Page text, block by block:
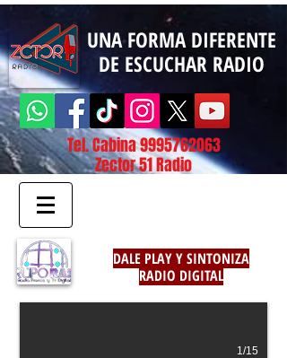
UNA FORMA DIFERENTE
DE ESCUCHAR RADIO
Tel. Cabina9995762063
Zector 51 Radio
DALE PLAY Y SINTONIZA
RADIO DIGITAL
1/15